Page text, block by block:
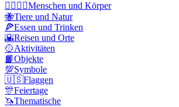
👩‍❤️‍💋‍👨Menschen und Körper
🐝Tiere und Natur
🍕Essen und Trinken
🌇Reisen und Orte
🥎Aktivitäten
📙Objekte
💯Symbole
🇺🇸Flaggen
🎊Feiertage
🦄Thematische